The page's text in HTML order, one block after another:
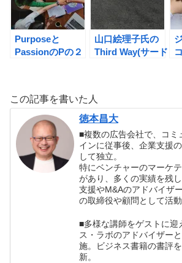
Purposeと
PassionのPの２
山口絵理子氏の
Third Way(サード
この記事を書いた人
徳本昌大
■複数の広告会社で、コミ
インに従事後、企業支援
して独立。
特にベンチャーのマーケ
があり、多くの実績を残
支援やM&Aのアドバイザ
の取締役や顧問として活動
■多様な講師をゲストに迎
ス・ラボのアドバイザー
施。ビジネス書籍の書評
新。